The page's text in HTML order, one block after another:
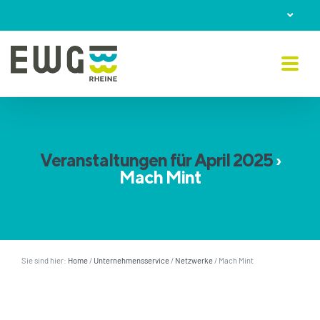
to
content
Veranstaltungen für April 2025›
Mach Mint
Sie sind hier: Home/ Unternehmensservice/ Netzwerke/ Mach Mint